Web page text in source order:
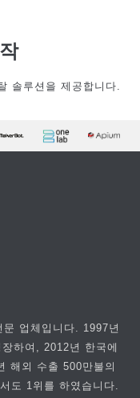
솔루션을 제공합니다.
업체입니다. 1997년
하여, 2012년 한국에
해외 수출 500만불의
도 1위를 하였습니다.